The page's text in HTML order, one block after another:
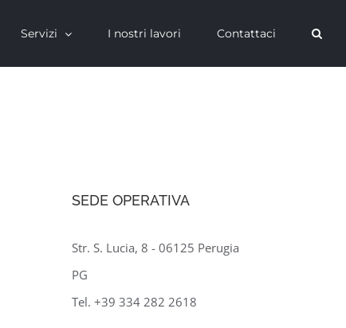
Servizi I nostri lavori Contattaci
SEDE OPERATIVA
Str. S. Lucia, 8 - 06125 Perugia
PG
Tel. +39 334 282 2618